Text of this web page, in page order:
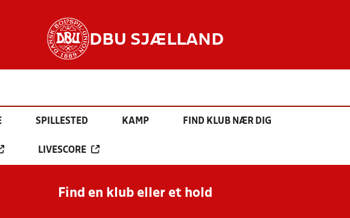
DBU SJÆLLAND
SPILLESTED KAMP FIND KLUB NÆR DIG
LIVESCORE
Find en klub eller et hold